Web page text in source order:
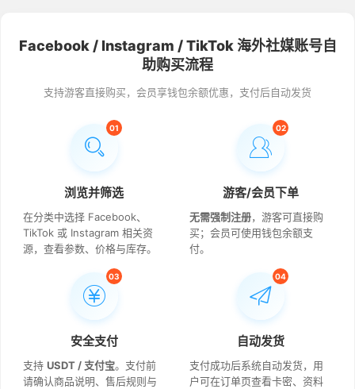
Facebook / Instagram / TikTok 海外社媒账号自
助购买流程
支持游客直接购买，会员享钱包余额优惠，支付后自动发货
01
浏览并筛选
在分类中选择 Facebook、
TikTok 或 Instagram 相关资
源，查看参数、价格与库存。
02
游客/会员下单
无需强制注册，游客可直接购
买；会员可使用钱包余额支
付。
03
安全支付
支持 USDT / 支付宝。支付前
请确认商品说明、售后规则与
04
自动发货
支付成功后系统自动发货，用
户可在订单页查看卡密、资料